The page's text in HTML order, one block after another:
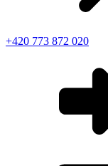
+420 773 872 020